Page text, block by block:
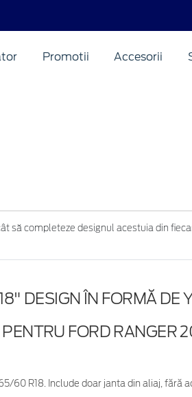
Promotii Accesorii
să completeze designul acestuia din
DESIGN ÎN FORMĂ DE
FORD RANGER
60 R18. Include doar janta din aliaj,